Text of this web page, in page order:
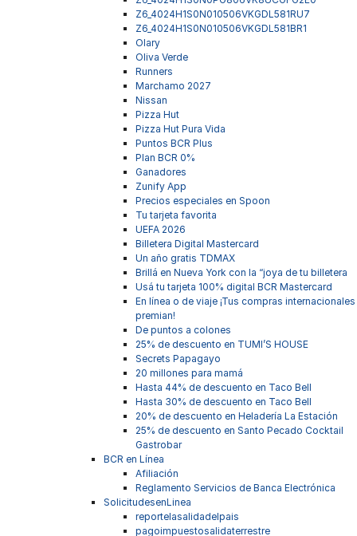
Z6_4024H1S0N010506VKGDL581RU7
Z6_4024H1S0N010506VKGDL581BR1
Olary
Oliva Verde
Runners
Marchamo 2027
Nissan
Pizza Hut
Pizza Hut Pura Vida
Puntos BCR Plus
Plan BCR 0%
Ganadores
Zunify App
Precios especiales en Spoon
Tu tarjeta favorita
UEFA 2026
Billetera Digital Mastercard
Un año gratis TDMAX
Brillá en Nueva York con la “joya de tu billetera
Usá tu tarjeta 100% digital BCR Mastercard
En línea o de viaje ¡Tus compras
premian!
De puntos a colones
25% de descuento en TUMI’S HOUSE
Secrets Papagayo
20 millones para mamá
Hasta 44% de descuento en Taco Bell
Hasta 30% de descuento en Taco Bell
20% de descuento en Heladería La Estación
25% de descuento en Santo Pecado Cocktail
Gastrobar
BCR en Línea
Afiliación
Reglamento Servicios de Banca Electrónica
SolicitudesenLinea
reportelasalidadelpais
pagoimpuestosalidaterrestre